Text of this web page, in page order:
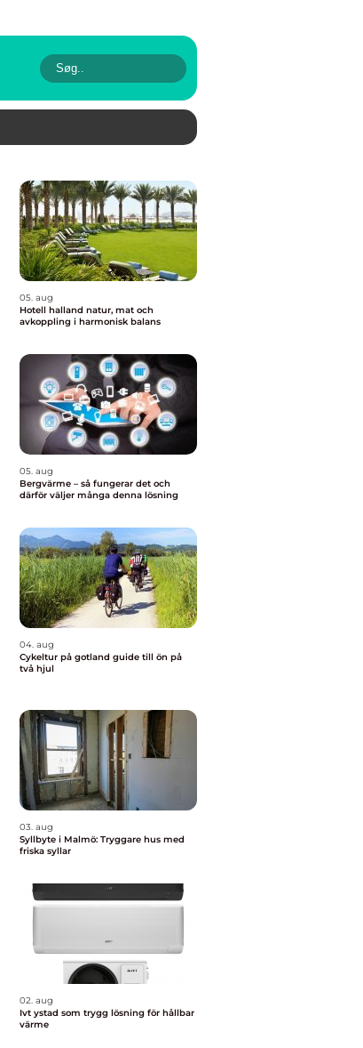
05. aug
Hotell halland natur, mat och
avkoppling i harmonisk balans
05. aug
Bergvärme – så fungerar det och
därför väljer många denna lösning
04. aug
Cykeltur på gotland guide till ön på
två hjul
03. aug
Syllbyte i Malmö: Tryggare hus med
friska syllar
02. aug
Ivt ystad som trygg lösning för hållbar
värme